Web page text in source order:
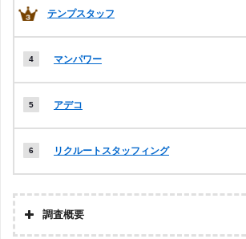
テンプスタッフ
マンパワー
アデコ
リクルートスタッフィング
調査概要